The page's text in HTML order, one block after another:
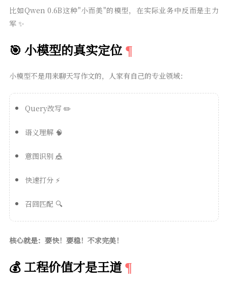
比如Qwen 0.6B这种"小而美"的模型，在实际业务中反而是主力
军 ✨
🎯 小模型的真实定位
小模型不是用来聊天写作文的，人家有自己的专业领域：
Query改写 ✏️
语义理解 🧠
意图识别 🎪
快速打分 ⚡
召回匹配 🔍
核心就是：要快！要稳！不求完美！
💰 工程价值才是王道